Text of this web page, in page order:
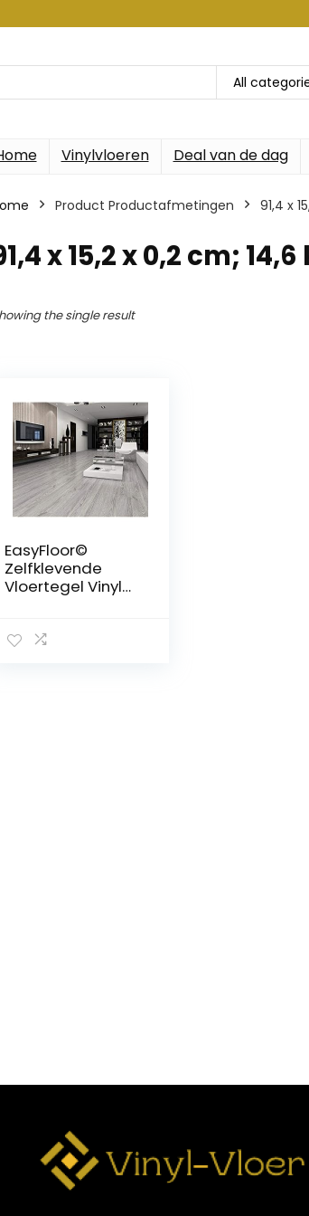
All
Vinylvloeren Deal van de dag
Product Productafmetingen ‎91,4 x
x 15,2 x 0,2 cm; 14,6
the single result
EasyFloor©
Zelfklevende
Vloertegel Vinyl
Hout Effect Peel